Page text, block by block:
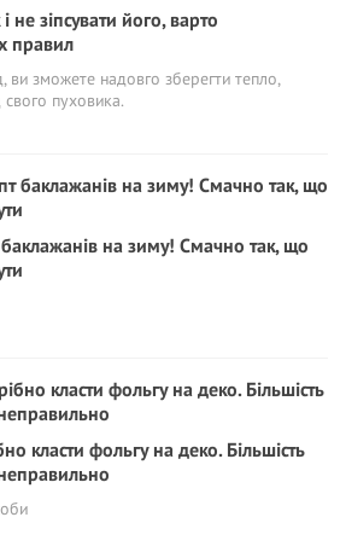
зіпсувати його, варто
правил
зможете надовго зберегти тепло,
пуховика.
на зиму! Смачно так, що
класти фольгу на деко. Більшість